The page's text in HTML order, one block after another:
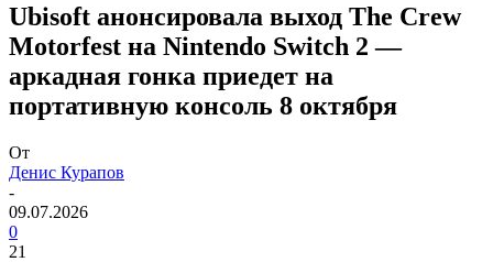
Ubisoft анонсировала выход The Crew
Motorfest на Nintendo Switch 2 —
аркадная гонка приедет на
портативную консоль 8 октября
От
Денис Курапов
-
09.07.2026
0
21